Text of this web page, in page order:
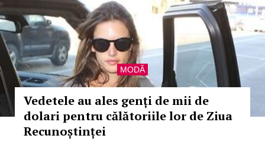
MODĂ
Vedetele au ales genți de mii de
dolari pentru călătoriile lor de Ziua
Recunoștinței